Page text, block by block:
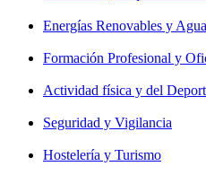
Energías Renovables y Agua
Formación Profesional y
Actividad física y del
Seguridad y Vigilancia
Hostelería y Turismo